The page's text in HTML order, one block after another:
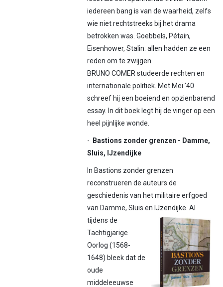
iedereen bang is van de waarheid, zelfs
wie niet rechtstreeks bij het drama
betrokken was. Goebbels, Pétain,
Eisenhower, Stalin: allen hadden ze een
reden om te zwijgen.
BRUNO COMER studeerde rechten en
internationale politiek. Met Mei ’40
schreef hij een boeiend en opzienbarend
essay. In dit boek legt hij de vinger op een
heel pijnlijke wonde.
- Bastions zonder grenzen - Damme,
Sluis, IJzendijke
In Bastions zonder grenzen
reconstrueren de auteurs de
geschiedenis van het militaire erfgoed
van Damme, Sluis en IJzendijke. Al
tijdens de
Tachtigjarige
Oorlog (1568-
1648) bleek dat de
oude
middeleeuwse